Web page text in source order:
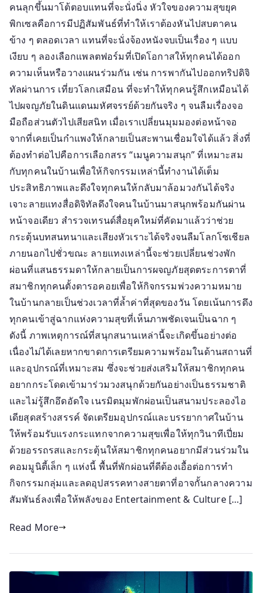
คนลุกขึ้นมาโต้ตอบแทนที่จะนั่งนิ่ง หัวใจของความสุขยุค
พิกเซลคือการมีปฏิสัมพันธ์ที่ทำให้เราต้องหันไปสบตาคน
ข้าง ๆ ตลอดเวลา แทนที่จะนั่งจ้องหนังจบเป็นเรื่อง ๆ แบบ
เงียบ ๆ ลองเลือกแพลตฟอร์มที่เปิดโอกาสให้ทุกคนได้ออก
ความเห็นหรือวางแผนร่วมกัน เช่น การพากันไปออกทริปดิจิ
ทัลผ่านการ เที่ยวโลกเสมือน ที่จะทำให้ทุกคนรู้สึกเหมือนได้
ไปผจญภัยในดินแดนมหัศจรรย์ด้วยกันจริง ๆ จนลืมเรื่องจอ
มือถือส่วนตัวไปเสียสนิท เมื่อเราเปลี่ยนมุมมองต่อหน้าจอ
จากที่เคยเป็นกำแพงให้กลายเป็นสะพานเชื่อมใจได้แล้ว สิ่งที่
ต้องทำต่อไปคือการเลือกสรร “เมนูความสนุก” ที่เหมาะสม
กับทุกคนในบ้านเพื่อให้กิจกรรมเหล่านี้ทำงานได้เต็ม
ประสิทธิภาพและดึงใจทุกคนให้กลับมาล้อมวงกันได้จริง
เจาะลายแทงสื่อดิจิทัลดึงใจคนในบ้านมาสนุกพร้อมกันผ่าน
หน้าจอเดียว สำรวจเทรนด์สื่อยุคใหม่ที่คัดมาแล้วว่าช่วย
กระตุ้นบทสนทนาและเสียงหัวเราะได้จริงจนลืมโลกโซเชียล
ภายนอกไปชั่วขณะ ลายแทงเหล่านี้จะช่วยเปลี่ยนช่วงพัก
ผ่อนที่แสนธรรมดาให้กลายเป็นการผจญภัยสุดตระการตาที่
สมาชิกทุกคนตั้งตารอคอยเพื่อให้กิจกรรมพ่วงความหมาย
ในบ้านกลายเป็นช่วงเวลาที่ล้ำค่าที่สุดของวัน โดยเน้นการดึง
ทุกคนเข้าสู่ฉากแห่งความสุขที่เห็นภาพชัดเจนเป็นฉาก ๆ
ดังนี้ ภาพเหตุการณ์ที่สนุกสนานเหล่านี้จะเกิดขึ้นอย่างต่อ
เนื่องไม่ได้เลยหากขาดการเตรียมความพร้อมในด้านสถานที่
และอุปกรณ์ที่เหมาะสม ซึ่งจะช่วยส่งเสริมให้สมาชิกทุกคน
อยากกระโดดเข้ามาร่วมวงสนุกด้วยกันอย่างเป็นธรรมชาติ
และไม่รู้สึกอึดอัดใจ เนรมิตมุมพักผ่อนเป็นสนามประลองไอ
เดียสุดสร้างสรรค์ จัดเตรียมอุปกรณ์และบรรยากาศในบ้าน
ให้พร้อมรับแรงกระแทกจากความสุขเพื่อให้ทุกวินาทีเปี่ยม
ด้วยอรรถรสและกระตุ้นให้สมาชิกทุกคนอยากมีส่วนร่วมใน
คอมมูนิตี้เล็ก ๆ แห่งนี้ พื้นที่พักผ่อนที่ดีต้องเอื้อต่อการทำ
กิจกรรมกลุ่มและลดอุปสรรคทางสายตาที่อาจกั้นกลางความ
สัมพันธ์ลงเพื่อให้พลังของ Entertainment & Culture […]
Read More